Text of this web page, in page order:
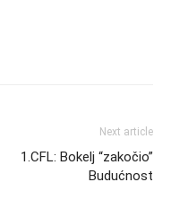
Next article
1.CFL: Bokelj “zakočio”
Budućnost